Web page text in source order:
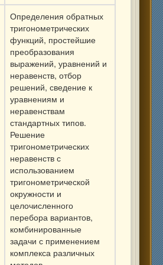
Определения обратных
тригонометрических
функций, простейшие
преобразования
выражений, уравнений и
неравенств, отбор
решений, сведение к
уравнениям и
неравенствам
стандартных типов.
Решение
тригонометрических
неравенств с
использованием
тригонометрической
окружности и
целочисленного
перебора вариантов,
комбинированные
задачи с применением
комплекса различных